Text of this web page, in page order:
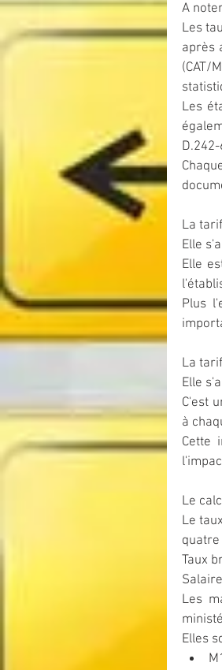
A
Les
après
(CAT/
Les
La
Elle
Elle
Plus
La
Elle
C'est
à
Cette
Le
Le
Taux
Les
Elles